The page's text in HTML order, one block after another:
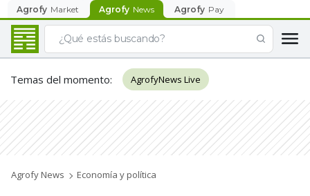
Agrofy Market Agrofy News Agrofy Pay
Temas del momento: AgrofyNews Live
Agrofy News Economía y política